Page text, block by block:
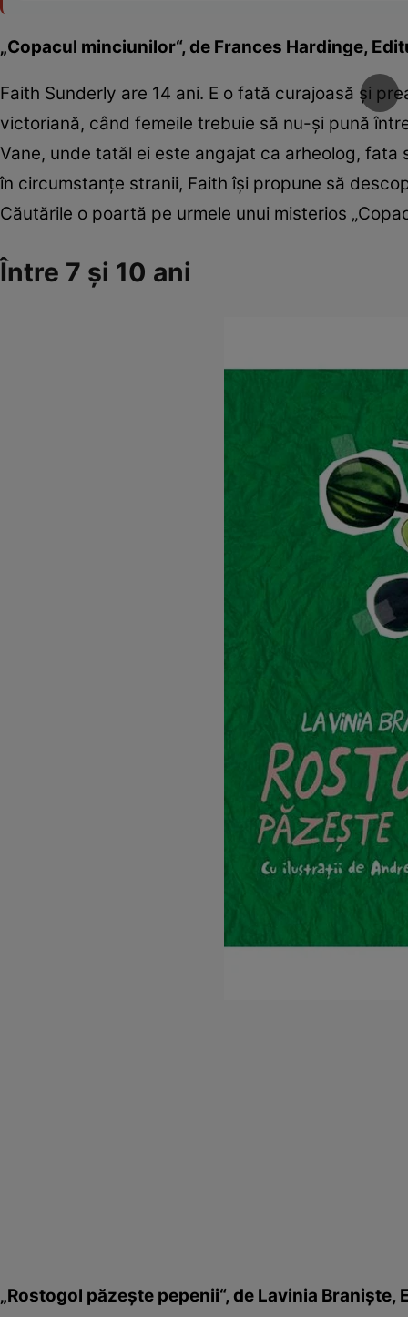
„Copacul minciunilor“, de Frances Hardinge,
Faith Sunderly are 14 ani. E o fată curajoasă şi
victoriană, când femeile trebuie să nu-şi pună
Vane, unde tatăl ei este angajat ca arheolog,
în circumstanţe stranii, Faith îşi propune să
Căutările o poartă pe urmele unui misterios
Între 7 şi 10 ani
„Rostogol păzeşte pepenii“, de Lavinia Branişte,